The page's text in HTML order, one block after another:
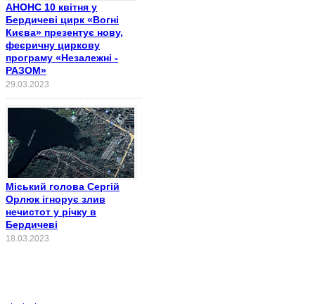
АНОНС 10 квітня у
Бердичеві цирк «Вогні
Києва» презентує нову,
феєричну циркову
програму «Незалежні -
РАЗОМ»
29.03.2023
Міський голова Сергій
Орлюк ігнорує злив
нечистот у річку в
Бердичеві
18.03.2023